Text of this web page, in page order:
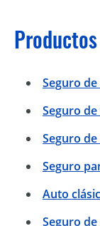
Seguro
Seguro
Seguro
Seguro
Auto
Seguro